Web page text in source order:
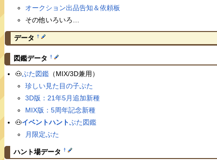
オークション出品告知＆依頼板
その他いろいろ…
データ †
図鑑データ †
🐽ぶた図鑑（MIX/3D兼用）
珍しい見た目の子ぶた
3D版：21年5月追加新種
MIX版：5周年記念新種
🐽イベントハントぶた図鑑
月限定ぶた
ハント場データ †